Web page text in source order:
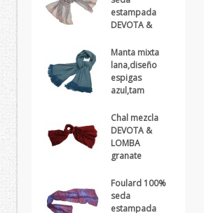
estampada
DEVOTA &
Manta mixta
lana,diseño
espigas
azul,tam
Chal mezcla
DEVOTA &
LOMBA
granate
Foulard 100%
seda
estampada